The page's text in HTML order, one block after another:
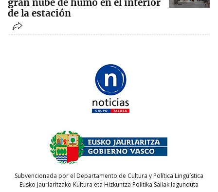
gran nube de humo en el interior
de la estación
Subvencionada por el Departamento de Cultura y Política Lingüística
Eusko Jaurlaritzako Kultura eta Hizkuntza Politika Sailak lagunduta